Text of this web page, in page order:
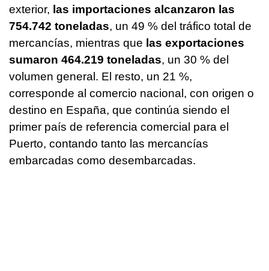
exterior, las importaciones alcanzaron las
754.742 toneladas, un 49 % del tráfico total de
mercancías, mientras que las exportaciones
sumaron 464.219 toneladas, un 30 % del
volumen general. El resto, un 21 %,
corresponde al comercio nacional, con origen o
destino en España, que continúa siendo el
primer país de referencia comercial para el
Puerto, contando tanto las mercancías
embarcadas como desembarcadas.